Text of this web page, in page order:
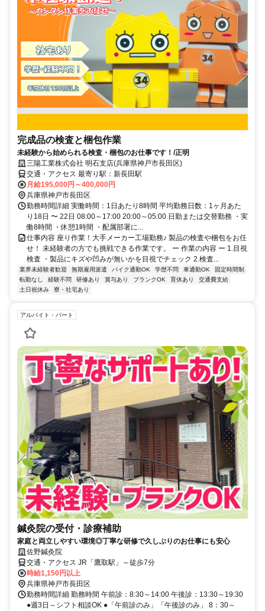
完成品の検査と梱包作業
未経験から始められる検査・梱包のお仕事です！/正明
三陽工業株式会社 明石支店(兵庫県神戸市長田区)
交通・アクセス 最寄り駅：新長田駅
月給195,000円～400,000円
兵庫県神戸市長田区
勤務時間詳細 実働時間：1日あたり8時間 平均勤務日数：1ヶ月あた
り18日 〜 22日 08:00～17:00 20:00～05:00 日勤または交替勤務 ・実
働8時間 ・休憩1時間 ・配属部署に...
仕事内容 座り作業！大手メーカー工場勤務♪ 製品の検査や梱包をお任
せ！ 未経験者の方でも挑戦できる作業です。 ー 作業の内容 ー 1.目視
検査 ・製品にキズや凹みが無いかを目視でチェック 2.検査...
業界未経験者歓迎 無期雇用派遣 バイク通勤OK 学歴不問 車通勤OK
固定時間制
転勤なし
経験不問 研修あり 賞与あり ブランクOK 育休あり
交通費支給
土日祝休み
寮・社宅あり
アルバイト・パート
鍼灸院の受付・診療補助
家庭と両立しやすい環境◎丁寧な研修で久しぶりのお仕事にも安心
佐野鍼灸院
交通・アクセス JR「鷹取駅」～徒歩7分
時給1,150円以上
兵庫県神戸市長田区
勤務時間詳細 勤務時間 午前診：8:30～14:00 午後診：13:30～19:30
●週3日～シフト相談OK ●「午前診のみ」「午後診のみ」 8：30～